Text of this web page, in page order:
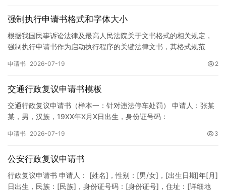
强制执行申请书格式和字体大小
根据我国民事诉讼法律及最高人民法院关于文书格式的相关规定，
强制执行申请书作为启动执行程序的关键法律文书，其格式规范
纸张与…
申请书 2026-07-19 2
交通行政复议申请书模板
交通行政复议申请书（样本一：针对违法停车处罚） 申请人：张某
某，男，汉族，19XX年X月X日出生，身份证号码：
申请书 2026-07-19 3
公安行政复议申请书
行政复议申请书 申请人： [姓名]，性别：[男/女]，[出生日期]年[月]
日出生，民族：[民族]，身份证号码：[身份证号]，住址：[详细地